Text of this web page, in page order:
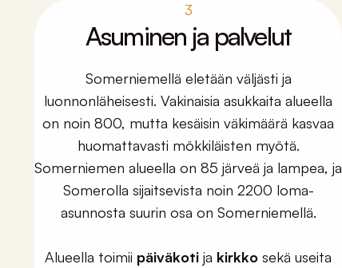
3
Asuminen ja palvelut
Somerniemellä eletään väljästi ja
luonnonläheisesti. Vakinaisia asukkaita alueella
on noin 800, mutta kesäisin väkimäärä kasvaa
huomattavasti mökkiläisten myötä.
Somerniemen alueella on 85 järveä ja lampea, ja
Somerolla sijaitsevista noin 2200 loma-
asunnosta suurin osa on Somerniemellä.
Alueella toimii päiväkoti ja kirkko sekä useita